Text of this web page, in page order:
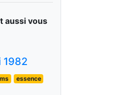
aussi vous
1982
essence